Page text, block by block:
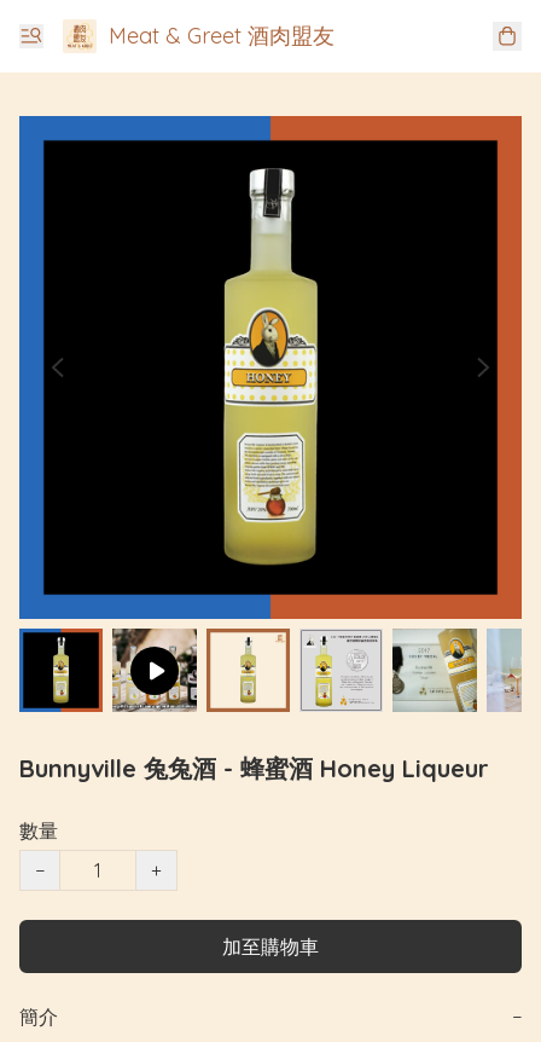
Meat & Greet 酒肉盟友
Bunnyville 兔兔酒 - 蜂蜜酒 Honey Liqueur
數量
−
+
加至購物車
簡介 −